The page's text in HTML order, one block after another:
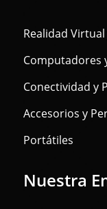
Realidad
Computadores
Conectividad y
Accesorios y
Portátiles
Nuestra